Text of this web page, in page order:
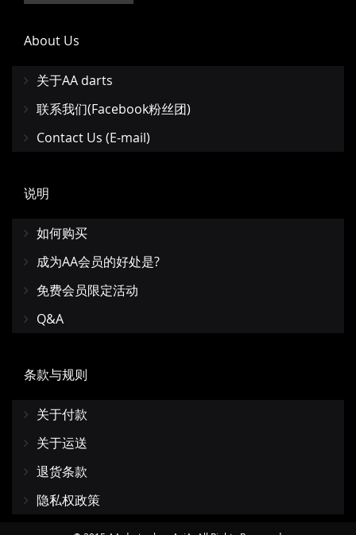
About Us
关于AA darts
联系我们(Facebook粉丝团)
Contact Us (E-mail)
说明
如何购买
成为AA会员的好处是?
免费会员限定活动
Q&A
条款与规则
关于付款
关于运送
退货条款
隐私权政策